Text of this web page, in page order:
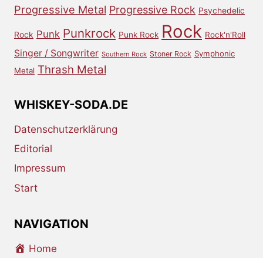
Progressive Metal Progressive Rock Psychedelic
Rock Punk Punkrock Punk Rock Rock Rock'n'Roll
Singer / Songwriter Southern Rock Stoner Rock Symphonic
Metal Thrash Metal
WHISKEY-SODA.DE
Datenschutzerklärung
Editorial
Impressum
Start
NAVIGATION
Home